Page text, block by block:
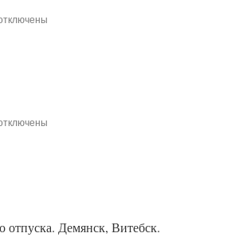
Демянск, Витебск.